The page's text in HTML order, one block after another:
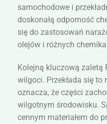
samochodowe i
doskonałą odporność
się do zastosowań
olejów i różnych
Kolejną kluczową zaletą
wilgoci. Przekłada się
oznacza, że części
wilgotnym środowisku.
cennym materiałem do